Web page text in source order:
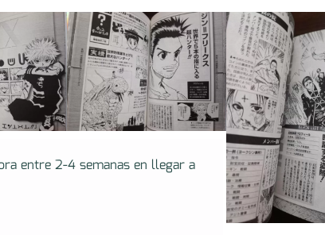
& World es un Data book escrito
del mundo de H×H que
ilustraciones, alfabeto,
entre 2-4 semanas en llegar a